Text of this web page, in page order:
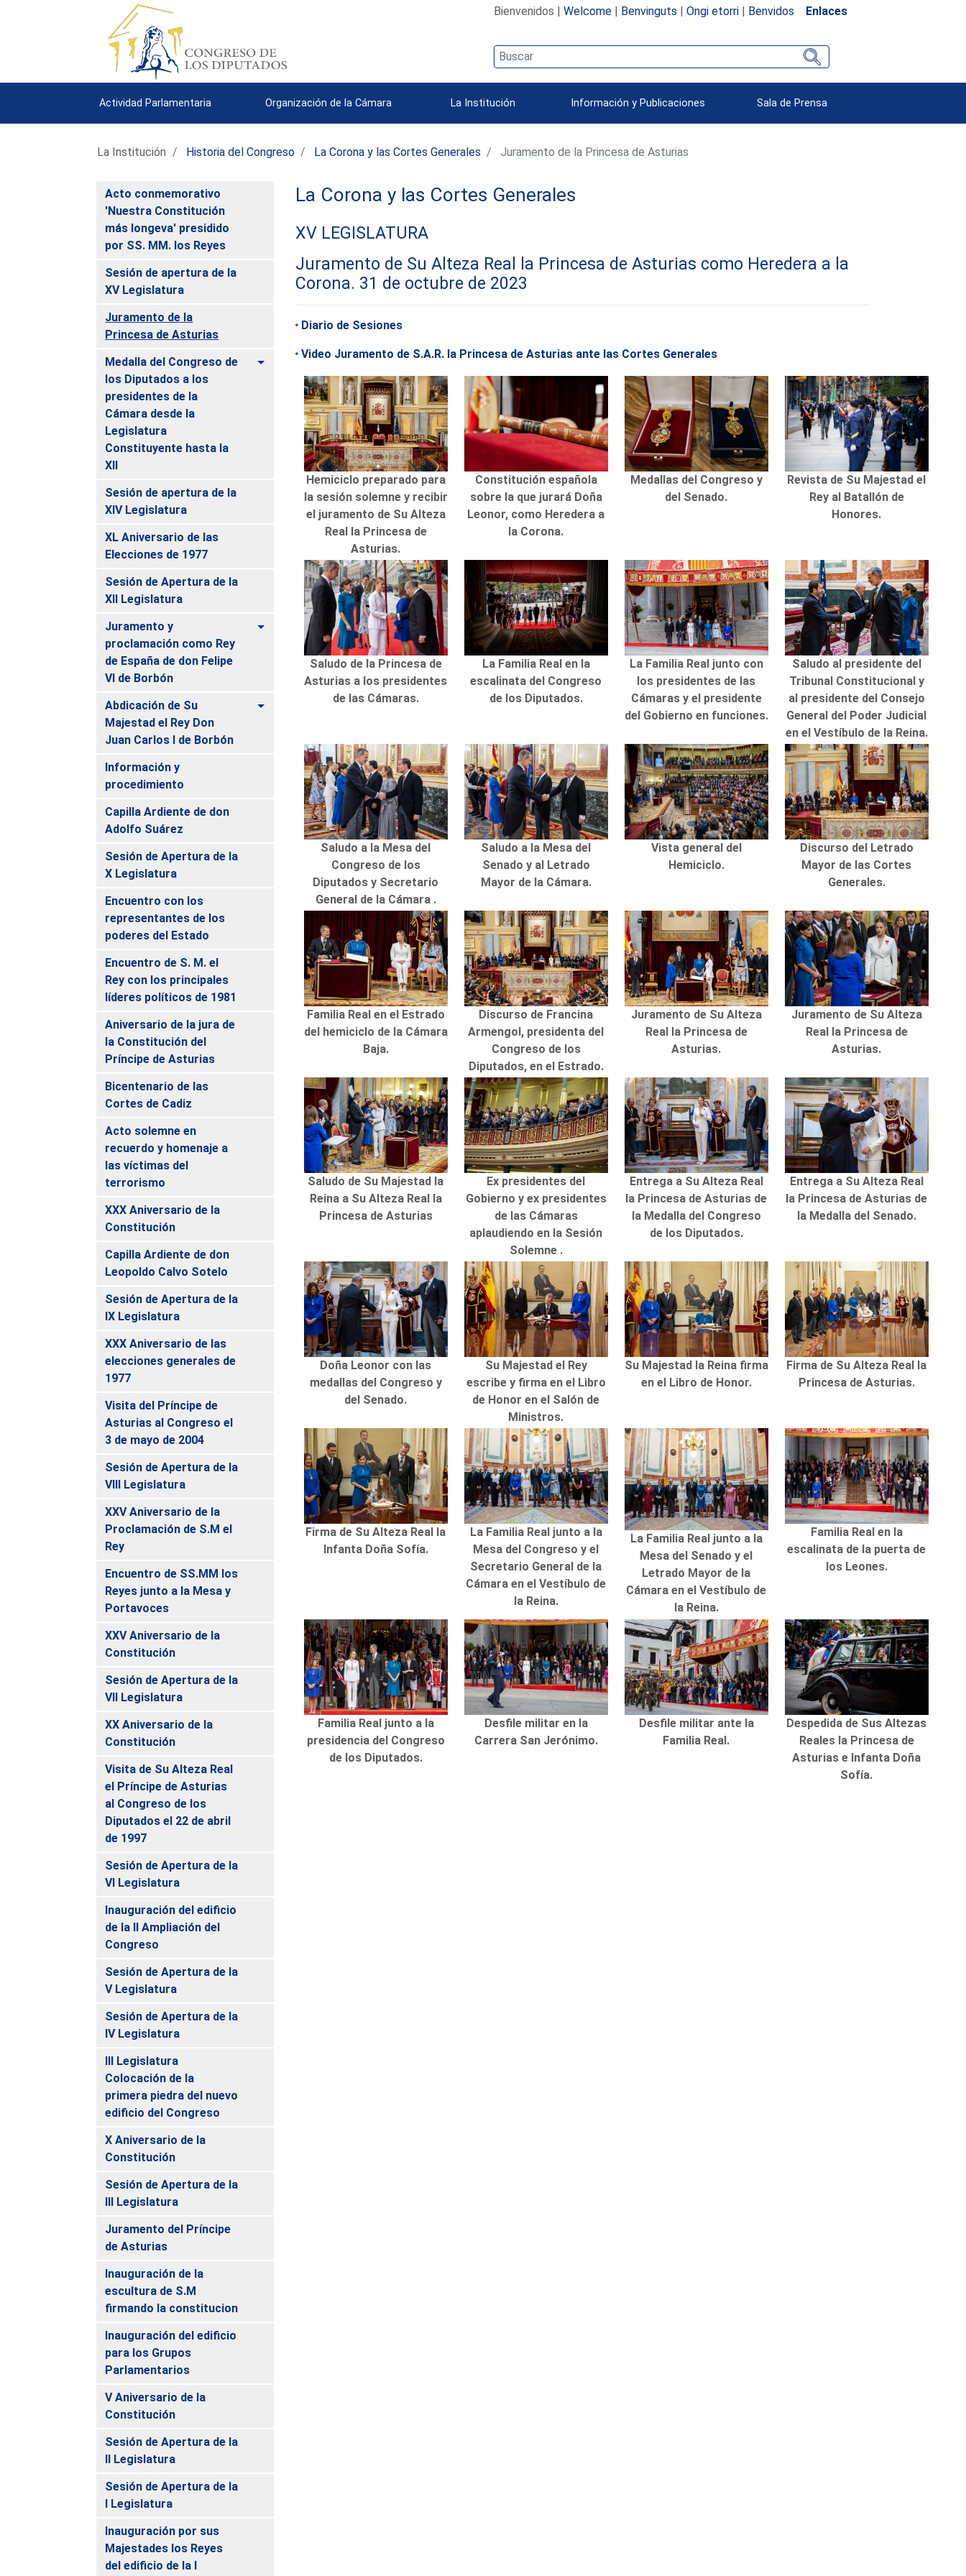
Bienvenidos | Welcome| Benvinguts | Ongi etorri| Benvidos Enlaces
Actividad Parlamentaria Organización de la Cámara La Institución Información y Publicaciones Sala de Prensa
La Institución Historia del Congreso La Corona y las Cortes Generales Juramento de la Princesa de Asturias
Acto conmemorativo
'Nuestra Constitución
más longeva' presidido
por SS. MM. los Reyes
Sesión de apertura de la
XV Legislatura
Juramento de la
Princesa de Asturias
Medalla del Congreso de
los Diputados a los
presidentes de la
Cámara desde la
Legislatura
Constituyente hasta la
XII
Alternar
Sesión de apertura de la
XIV Legislatura
XL Aniversario de las
Elecciones de 1977
Sesión de Apertura de la
XII Legislatura
Juramento y
proclamación como Rey
de España de don Felipe
VI de Borbón
Alternar
Abdicación de Su
Majestad el Rey Don
Juan Carlos I de Borbón
Alternar
Información y
procedimiento
Capilla Ardiente de don
Adolfo Suárez
Sesión de Apertura de la
X Legislatura
Encuentro con los
representantes de los
poderes del Estado
Encuentro de S. M. el
Rey con los principales
líderes políticos de 1981
Aniversario de la jura de
la Constitución del
Príncipe de Asturias
Bicentenario de las
Cortes de Cadiz
Acto solemne en
recuerdo y homenaje a
las víctimas del
terrorismo
XXX Aniversario de la
Constitución
Capilla Ardiente de don
Leopoldo Calvo Sotelo
Sesión de Apertura de la
IX Legislatura
XXX Aniversario de las
elecciones generales de
1977
Visita del Príncipe de
Asturias al Congreso el
3 de mayo de 2004
Sesión de Apertura de la
VIII Legislatura
XXV Aniversario de la
Proclamación de S.M el
Rey
Encuentro de SS.MM los
Reyes junto a la Mesa y
Portavoces
XXV Aniversario de la
Constitución
Sesión de Apertura de la
VII Legislatura
XX Aniversario de la
Constitución
Visita de Su Alteza Real
el Príncipe de Asturias
al Congreso de los
Diputados el 22 de abril
de 1997
Sesión de Apertura de la
VI Legislatura
Inauguración del edificio
de la II Ampliación del
Congreso
Sesión de Apertura de la
V Legislatura
Sesión de Apertura de la
IV Legislatura
III Legislatura
Colocación de la
primera piedra del nuevo
edificio del Congreso
X Aniversario de la
Constitución
Sesión de Apertura de la
III Legislatura
Juramento del Príncipe
de Asturias
Inauguración de la
escultura de S.M
firmando la constitucion
Inauguración del edificio
para los Grupos
Parlamentarios
V Aniversario de la
Constitución
Sesión de Apertura de la
II Legislatura
Sesión de Apertura de la
I Legislatura
Inauguración por sus
Majestades los Reyes
del edificio de la I
La Corona y las Cortes Generales
XV LEGISLATURA
Juramento de Su Alteza Real la Princesa de Asturias como Heredera a la
Corona. 31 de octubre de 2023
Diario de Sesiones
Video Juramento de S.A.R. la Princesa de Asturias ante las Cortes Generales
Hemiciclo preparado para
la sesión solemne y recibir
el juramento de Su Alteza
Real la Princesa de
Asturias.
Constitución española
sobre la que jurará Doña
Leonor, como Heredera a
la Corona.
Medallas del Congreso y
del Senado.
Revista de Su Majestad el
Rey al Batallón de
Honores.
Saludo de la Princesa de
Asturias a los presidentes
de las Cámaras.
La Familia Real en la
escalinata del Congreso
de los Diputados.
La Familia Real junto con
los presidentes de las
Cámaras y el presidente
del Gobierno en funciones.
Saludo al presidente del
Tribunal Constitucional y
al presidente del Consejo
General del Poder Judicial
en el Vestíbulo de la Reina.
Saludo a la Mesa del
Congreso de los
Diputados y Secretario
General de la Cámara .
Saludo a la Mesa del
Senado y al Letrado
Mayor de la Cámara.
Vista general del
Hemiciclo.
Discurso del Letrado
Mayor de las Cortes
Generales.
Familia Real en el Estrado
del hemiciclo de la Cámara
Baja.
Discurso de Francina
Armengol, presidenta del
Congreso de los
Diputados, en el Estrado.
Juramento de Su Alteza
Real la Princesa de
Asturias.
Juramento de Su Alteza
Real la Princesa de
Asturias.
Saludo de Su Majestad la
Reina a Su Alteza Real la
Princesa de Asturias
Ex presidentes del
Gobierno y ex presidentes
de las Cámaras
aplaudiendo en la Sesión
Solemne .
Entrega a Su Alteza Real
la Princesa de Asturias de
la Medalla del Congreso
de los Diputados.
Entrega a Su Alteza Real
la Princesa de Asturias de
la Medalla del Senado.
Doña Leonor con las
medallas del Congreso y
del Senado.
Su Majestad el Rey
escribe y firma en el Libro
de Honor en el Salón de
Ministros.
Su Majestad la Reina firma
en el Libro de Honor.
Firma de Su Alteza Real la
Princesa de Asturias.
Firma de Su Alteza Real la
Infanta Doña Sofía.
La Familia Real junto a la
Mesa del Congreso y el
Secretario General de la
Cámara en el Vestíbulo de
la Reina.
La Familia Real junto a la
Mesa del Senado y el
Letrado Mayor de la
Cámara en el Vestíbulo de
la Reina.
Familia Real en la
escalinata de la puerta de
los Leones.
Familia Real junto a la
presidencia del Congreso
de los Diputados.
Desfile militar en la
Carrera San Jerónimo.
Desfile militar ante la
Familia Real.
Despedida de Sus Altezas
Reales la Princesa de
Asturias e Infanta Doña
Sofía.